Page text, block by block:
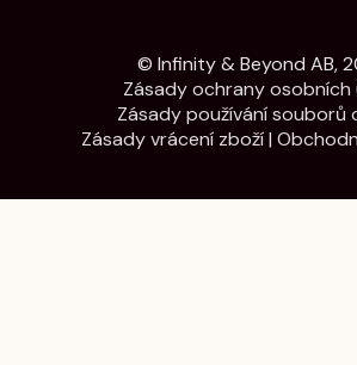
© Infinity & Beyond AB,
Zásady ochrany osobních
Zásady používání souborů
Zásady vrácení zboží|